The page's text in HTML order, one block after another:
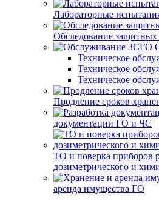
Лабораторные
Обследование
Техническое
Техническое
Техническое
Продление сроков
документации ГО и ЧС
ТО и поверка приборов
дозиметрического и
аренда имущества ГО